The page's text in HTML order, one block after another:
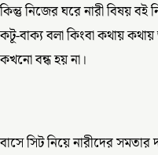
কিন্তু নিজের ঘরে নারী বিষয় বই
কটূ-বাক্য বলা কিংবা কথায়
কখনো বন্ধ হয় না।
বাসে সিট নিয়ে নারীদের